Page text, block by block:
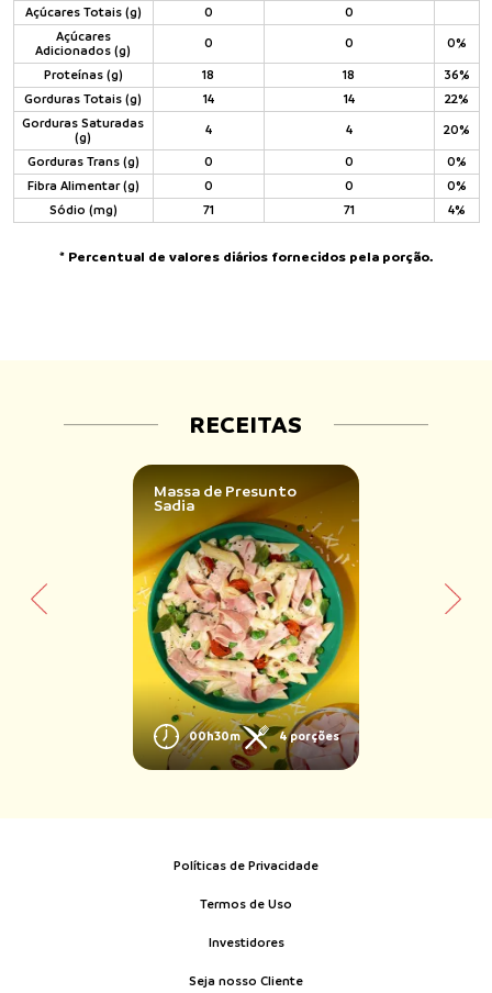
Açúcares Totais (g)
0
0
Açúcares
Adicionados (g)
0 0 0%
Proteínas (g) 18 18
36%
Gorduras Totais (g)
14 14
22%
Gorduras Saturadas
(g)
4 4 20%
Gorduras Trans (g) 0 0
0%
Fibra Alimentar (g)
0 0
0%
Sódio (mg)
71 71 4%
* Percentual de valores diários fornecidos pela porção.
RECEITAS
00h30m 4 porções
Massa de Presunto
Sadia
Políticas de Privacidade
Termos de Uso
Investidores
Seja nosso Cliente